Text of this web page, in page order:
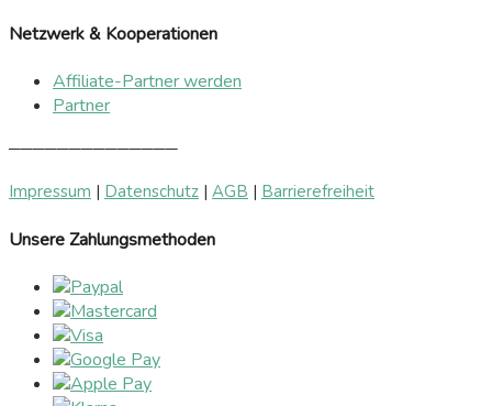
Netzwerk & Kooperationen
Affiliate-Partner werden
Partner
──────────────
Impressum | Datenschutz | AGB | Barrierefreiheit
Unsere Zahlungsmethoden